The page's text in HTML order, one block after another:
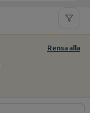
Rensa alla